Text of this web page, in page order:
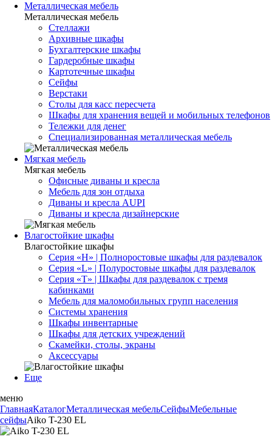
Металлическая мебель
Металлическая мебель
Стеллажи
Архивные шкафы
Бухгалтерские шкафы
Гардеробные шкафы
Картотечные шкафы
Сейфы
Верстаки
Столы для касс пересчета
Шкафы для хранения вещей и мобильных телефонов
Тележки для денег
Специализированная металлическая мебель
Мягкая мебель
Мягкая мебель
Офисные диваны и кресла
Мебель для зон отдыха
Диваны и кресла AUPI
Диваны и кресла дизайнерские
Влагостойкие шкафы
Влагостойкие шкафы
Серия «H» | Полноростовые шкафы для раздевалок
Серия «L» | Полуростовые шкафы для раздевалок
Серия «T» | Шкафы для раздевалок с тремя
кабинками
Мебель для маломобильных групп населения
Системы хранения
Шкафы инвентарные
Шкафы для детских учреждений
Скамейки, столы, экраны
Аксессуары
Еще
меню
ГлавнаяКаталогМеталлическая мебельСейфыМебельные
сейфыAiko T-230 EL